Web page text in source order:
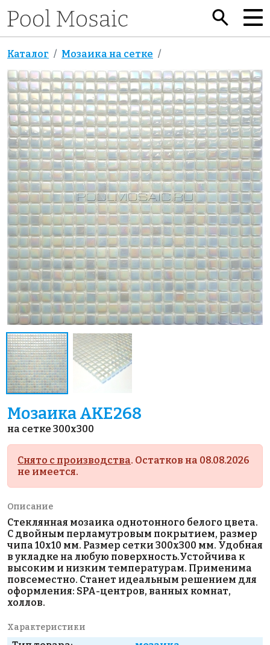
Каталог Мозаика на сетке
Мозаика AKE268
на сетке 300x300
Снято с производства. Остатков на 08.08.2026
не имеется.
Описание
Стеклянная мозаика однотонного белого цвета.
С двойным перламутровым покрытием, размер
чипа 10х10 мм. Размер сетки 300х300 мм. Удобная
в укладке на любую поверхность.Устойчива к
высоким и низким температурам. Применима
повсеместно. Станет идеальным решением для
оформления: SPA-центров, ванных комнат,
холлов.
Характеристики